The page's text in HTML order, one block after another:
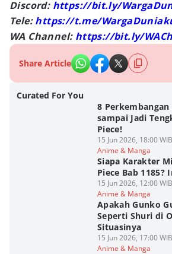
Discord: https://bit.ly/
Tele:https://t.me/
WA Channel: https://bit.ly/
Share Article
Curated For You
8
sampai Jadi
Piece!
15 Jun 2026, 18:00 WIB
Anime & Manga
Siapa Karakter
Piece Bab 1185?
15 Jun 2026, 12:00 WIB
Anime & Manga
Apakah Gunko
Seperti Shuri di
Situasinya
15 Jun 2026, 17:00 WIB
Anime & Manga